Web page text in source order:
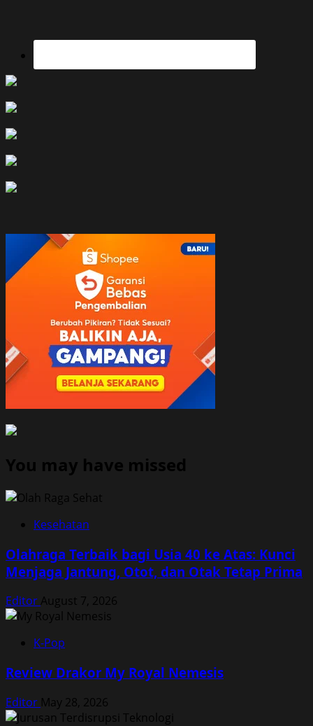
You may have missed
Kesehatan
Olahraga Terbaik bagi Usia 40 ke Atas: Kunci
Menjaga Jantung, Otot, dan Otak Tetap Prima
Editor August 7, 2026
K-Pop
Review Drakor My Royal Nemesis
Editor May 28, 2026